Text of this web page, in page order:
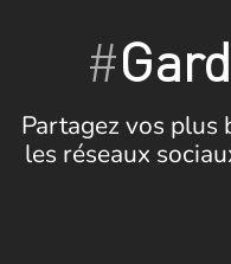
#Gard
Partagez vos plus
les réseaux